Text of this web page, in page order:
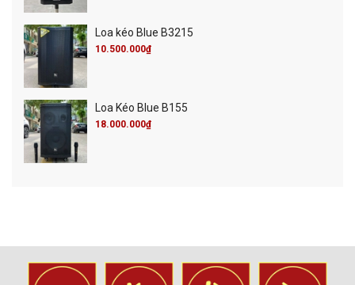
Loa kéo Blue B3215
10.500.000₫
Loa Kéo Blue B155
18.000.000₫